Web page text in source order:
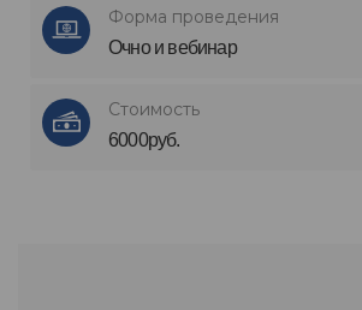
Форма проведения
Очно и вебинар
Стоимость
6000руб.